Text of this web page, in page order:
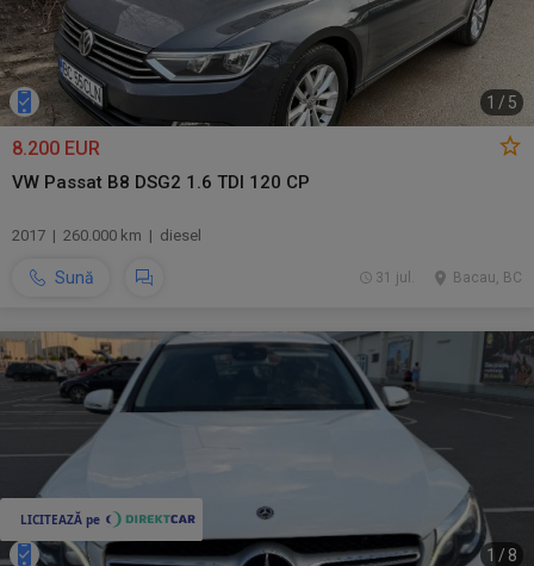
1 / 5
8.200 EUR
VW Passat B8 DSG2 1.6 TDI 120 CP
2017 | 260.000 km | diesel
Sună Bacau, BC
31 jul.
1 / 8